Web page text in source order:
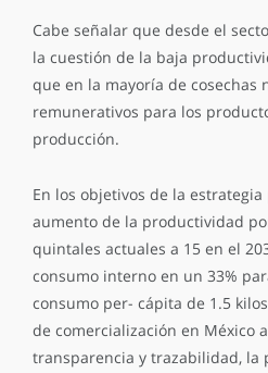
Cabe señalar que desde el
la cuestión de la baja
que en la mayoría de cosechas
remunerativos para los
producción.
En los objetivos de la
aumento de la productividad
quintales actuales a 15 en el
consumo interno en un 33%
consumo per- cápita de 1.5
de comercialización en México
transparencia y trazabilidad, la